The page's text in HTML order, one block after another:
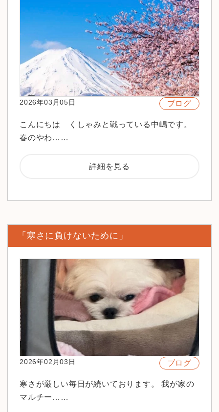
2026年03月05日 ブログ
こんにちは くしゃみと戦っている中嶋です。
春のやわ……
詳細を見る
「寒さに負けないために」
2026年02月03日 ブログ
寒さが厳しい毎日が続いております。 我が家の
マルチー……